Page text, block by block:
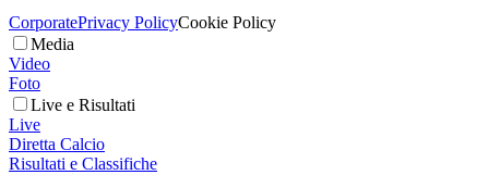
CorporatePrivacy PolicyCookie Policy
Media
Video
Foto
Live e Risultati
Live
Diretta Calcio
Risultati e Classifiche